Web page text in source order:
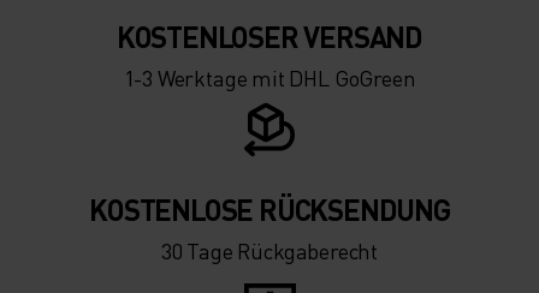
KOSTENLOSER VERSAND
1-3 Werktage mit DHL GoGreen
KOSTENLOSE RÜCKSENDUNG
30 Tage Rückgaberecht